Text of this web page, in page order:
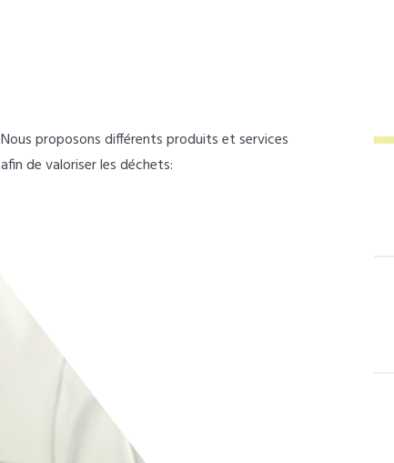
Nous proposons différents produits et services
afin de valoriser les déchets: